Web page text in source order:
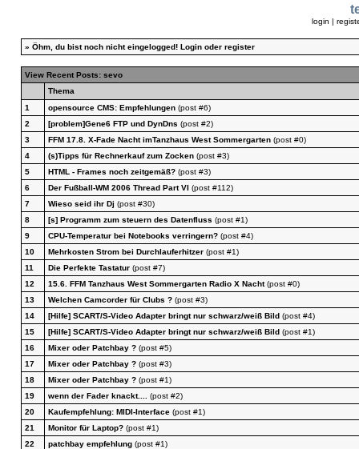
login |
» Öhm, du bist noch nicht eingelogged! Loginoder register
View Recent Posts: sevo
Thema
1
opensource CMS: Empfehlungen(post #6)
2
[problem]Gene6 FTP und DynDns (post #2)
3
FFM 17.8. X-Fade Nacht imTanzhaus West Sommergarten (post #0)
4
(s)Tipps für Rechnerkauf zum Zocken(post #3)
5
HTML - Frames noch zeitgemäß?(post #3)
6
Der Fußball-WM 2006 Thread Part VI(post #112)
7
Wieso seid ihr Dj (post #30)
8
[s] Programm zum steuern des Datenfluss (post #1)
9
CPU-Temperatur bei Notebooks verringern?(post #4)
10
Mehrkosten Strom bei Durchlauferhitzer(post #1)
11
Die Perfekte Tastatur(post #7)
12
15.6. FFM Tanzhaus West Sommergarten Radio X Nacht(post #0)
13
Welchen Camcorder für Clubs ?(post #3)
14
[Hilfe] SCART/S-Video Adapter bringt nur schwarz/weiß Bild(post #4)
15
[Hilfe] SCART/S-Video Adapter bringt nur schwarz/weiß Bild(post #1)
16
Mixer oder Patchbay ?(post #5)
17
Mixer oder Patchbay ?(post #3)
18
Mixer oder Patchbay ?(post #1)
19
wenn der Fader knackt....
(post #2)
20
Kaufempfehlung: MIDI-Interface(post #1)
21
Monitor für Laptop?(post #1)
22
patchbay empfehlung(post #1)